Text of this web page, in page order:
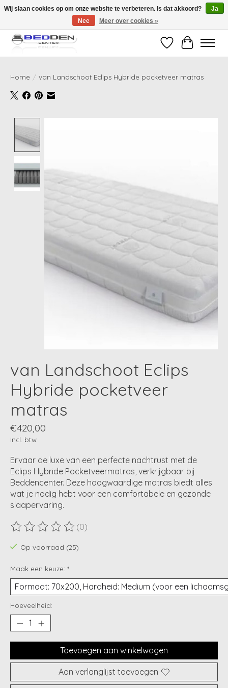
Standaard matrassen binnen 24 uur gratis geleverd!
Verlanglijst
Home / van Landschoot Eclips Hybride pocketveer matras
van Landschoot Eclips
Hybride pocketveer
matras
€420,00
Incl. btw
Ervaar de luxe van een perfecte nachtrust met de
Eclips Hybride Pocketveermatras, verkrijgbaar bij
Beddencenter. Deze hoogwaardige matras biedt alles
wat je nodig hebt voor een comfortabele en gezonde
slaapervaring.
De beoordeling van dit product is
(0)
Op voorraad (25)
Maak een keuze: *
Hoeveelheid:
Toevoegen aan winkelwagen
Aan verlanglijst toevoegen
Wij slaan cookies op om onze website te verbeteren. Is dat akkoord?
Ja
Nee
Meer over cookies »